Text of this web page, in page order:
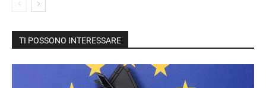
TI POSSONO INTERESSARE